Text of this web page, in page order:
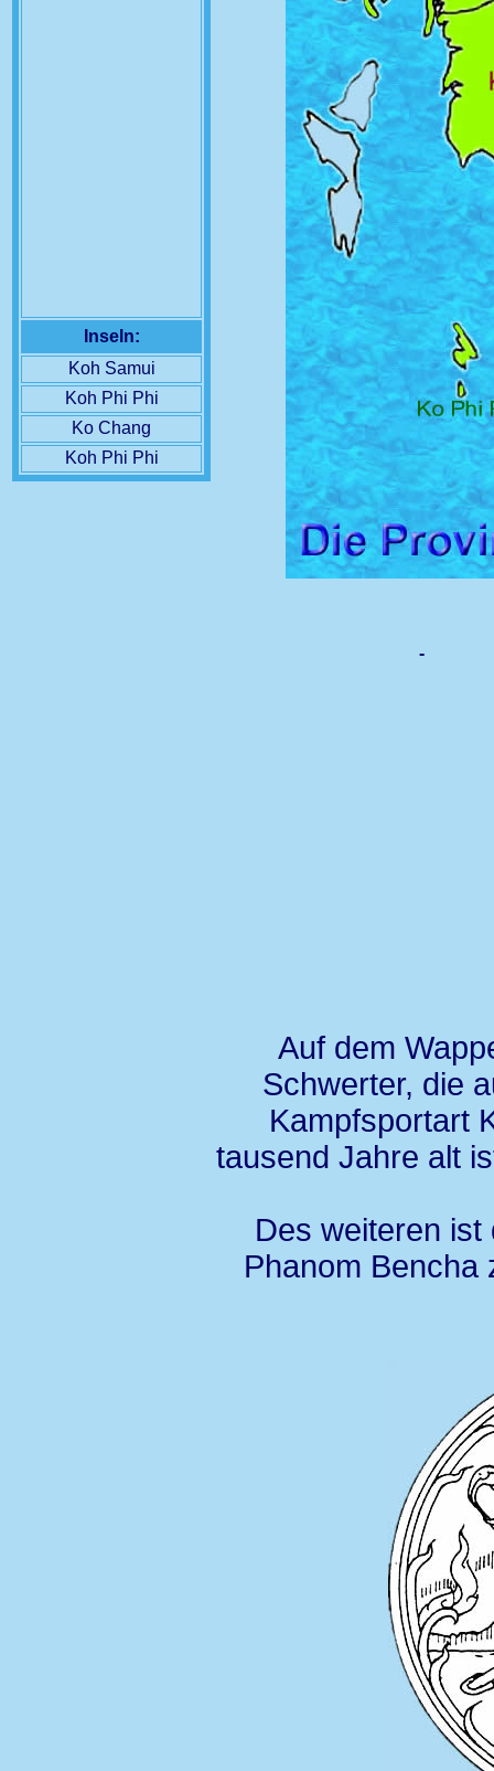
Inseln:
Koh Samui
Koh Phi Phi
Ko Chang
Koh Phi Phi
-
Auf dem
Schwerter, die
Kampfsportart
tausend Jahre alt
Des weiteren
Phanom Bencha